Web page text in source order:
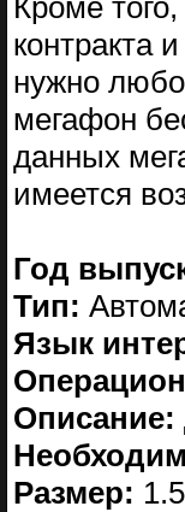
Кроме
контракта
нужно
мегафон
данных
имеется
Год
Тип:
Язык
Описание:
Размер: